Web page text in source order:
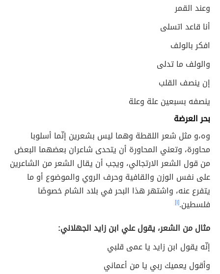
وعند القمر
أنا قاعد اتسلى
افكر بالولف
والولف ما تدلى
إن ينصف القلب
ينصفه بسبعين علة وعلة
بحر العرضة
وه،و مثل شعر اللقطة وهما ليس بشعرين إنّما أسلوبا
محاورة، وتعني المحاورة أن يتحدى شاعران بعضهما البعض
من قول الشعر الارتجالي، ويجب أن يقال الشعر من الشاعرين
على نفس الوزن والقافية وحرف الروي والموضوع أو ما
يتفرع عنه، واشتهر هذا البحر في بلاد الشام خصوصًا
فلسطين.[١]
مثال من الشعر، يقول علي ابن زايد الجهلاني:
إنّه يقول ابن زايد يا عمى قلبي
وأقول يعميك ربي يا من أعماني